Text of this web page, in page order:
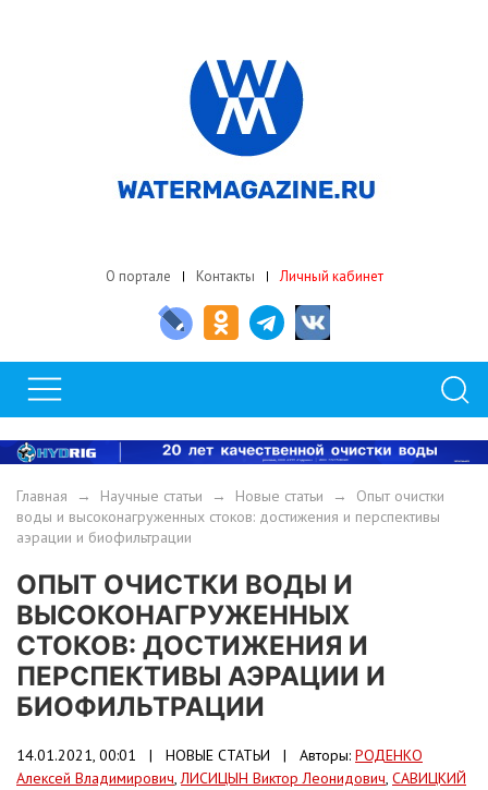
О портале Контакты Личный кабинет
Главная → Научные статьи → Новые статьи → Опыт очистки
воды и высоконагруженных стоков: достижения и перспективы
аэрации и биофильтрации
ОПЫТ ОЧИСТКИ ВОДЫ И
ВЫСОКОНАГРУЖЕННЫХ
СТОКОВ: ДОСТИЖЕНИЯ И
ПЕРСПЕКТИВЫ АЭРАЦИИ И
БИОФИЛЬТРАЦИИ
14.01.2021, 00:01 | НОВЫЕ СТАТЬИ | Авторы: РОДЕНКО
Алексей Владимирович,ЛИСИЦЫН Виктор Леонидович, САВИЦКИЙ